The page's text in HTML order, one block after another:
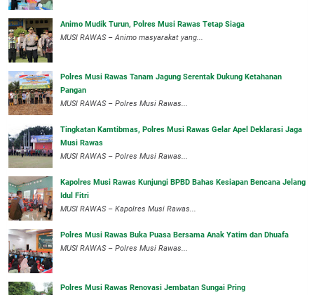
Animo Mudik Turun, Polres Musi Rawas Tetap Siaga
MUSI RAWAS – Animo masyarakat yang...
Polres Musi Rawas Tanam Jagung Serentak Dukung Ketahanan
Pangan
MUSI RAWAS – Polres Musi Rawas...
Tingkatan Kamtibmas, Polres Musi Rawas Gelar Apel Deklarasi Jaga
Musi Rawas
MUSI RAWAS – Polres Musi Rawas...
Kapolres Musi Rawas Kunjungi BPBD Bahas Kesiapan Bencana Jelang
Idul Fitri
MUSI RAWAS – Kapolres Musi Rawas...
Polres Musi Rawas Buka Puasa Bersama Anak Yatim dan Dhuafa
MUSI RAWAS – Polres Musi Rawas...
Polres Musi Rawas Renovasi Jembatan Sungai Pring